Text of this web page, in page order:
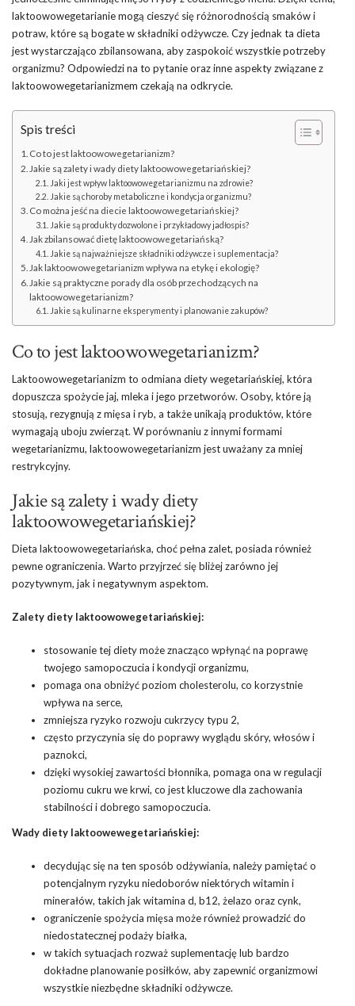
laktoowowegetarianie mogą cieszyć się różnorodnością smaków i
potraw, które są bogate w składniki odżywcze. Czy jednak ta dieta
jest wystarczająco zbilansowana, aby zaspokoić wszystkie potrzeby
organizmu? Odpowiedzi na to pytanie oraz inne aspekty związane z
laktoowowegetarianizmem czekają na odkrycie.
Spis treści
Co to jest laktoowowegetarianizm?
Jakie są zalety i wady diety laktoowowegetariańskiej?
Jaki jest wpływ laktoowowegetarianizmu na zdrowie?
Jakie są choroby metaboliczne i kondycja organizmu?
Co można jeść na diecie laktoowowegetariańskiej?
Jakie są produkty dozwolone i przykładowy jadłospis?
Jak zbilansować dietę laktoowowegetariańską?
Jakie są najważniejsze składniki odżywcze i suplementacja?
Jak laktoowowegetarianizm wpływa na etykę i ekologię?
Jakie są praktyczne porady dla osób przechodzących na
laktoowowegetarianizm?
Jakie są kulinarne eksperymenty i planowanie zakupów?
Co to jest laktoowowegetarianizm?
Laktoowowegetarianizm to odmiana diety wegetariańskiej, która
dopuszcza spożycie jaj, mleka i jego przetworów. Osoby, które ją
stosują, rezygnują z mięsa i ryb, a także unikają produktów, które
wymagają uboju zwierząt. W porównaniu z innymi formami
wegetarianizmu, laktoowowegetarianizm jest uważany za mniej
restrykcyjny.
Jakie są zalety i wady diety
laktoowowegetariańskiej?
Dieta laktoowowegetariańska, choć pełna zalet, posiada również
pewne ograniczenia. Warto przyjrzeć się bliżej zarówno jej
pozytywnym, jak i negatywnym aspektom.
Zalety diety laktoowowegetariańskiej:
stosowanie tej diety może znacząco wpłynąć na poprawę
twojego samopoczucia i kondycji organizmu,
pomaga ona obniżyć poziom cholesterolu, co korzystnie
wpływa na serce,
zmniejsza ryzyko rozwoju cukrzycy typu 2,
często przyczynia się do poprawy wyglądu skóry, włosów i
paznokci,
dzięki wysokiej zawartości błonnika, pomaga ona w regulacji
poziomu cukru we krwi, co jest kluczowe dla zachowania
stabilności i dobrego samopoczucia.
Wady diety laktoowewegetariańskiej:
decydując się na ten sposób odżywiania, należy pamiętać o
potencjalnym ryzyku niedoborów niektórych witamin i
minerałów, takich jak witamina d, b12, żelazo oraz cynk,
ograniczenie spożycia mięsa może również prowadzić do
niedostatecznej podaży białka,
w takich sytuacjach rozważ suplementację lub bardzo
dokładne planowanie posiłków, aby zapewnić organizmowi
wszystkie niezbędne składniki odżywcze.